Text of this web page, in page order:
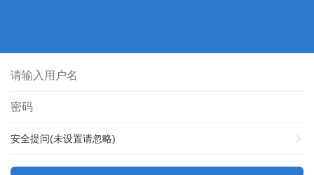
安全提问(未设置请忽略)